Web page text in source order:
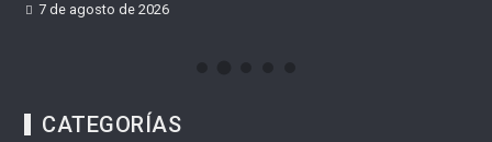
7 de agosto de 2026
CATEGORÍAS